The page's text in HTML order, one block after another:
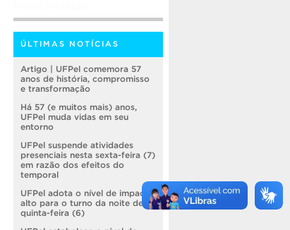
ÚLTIMAS NOTÍCIAS
Artigo | UFPel comemora 57
anos de história, compromisso
e transformação
Há 57 (e muitos mais) anos,
UFPel muda vidas em seu
entorno
UFPel suspende atividades
presenciais nesta sexta-feira (7)
em razão dos efeitos do
temporal
UFPel adota o nível de impacto
alto para o turno da noite de
quinta-feira (6)